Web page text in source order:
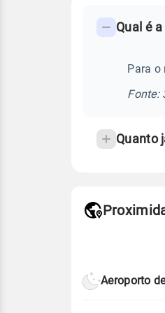
frequentes
temperatura
Qual é
Para o
Fonte:
Quanto
de
Aeroporto